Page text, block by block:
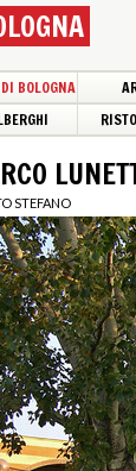
BOLOGNA
STEFANO